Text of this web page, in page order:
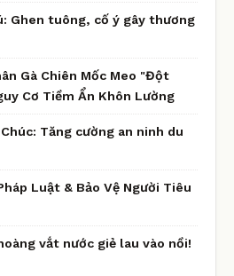
Ghen tuông, cố ý gây thương
Gà Chiên Mốc Meo "Đột
Cơ Tiềm Ẩn Khôn Lường
Tăng cường an ninh du
Luật & Bảo Vệ Người Tiêu
vắt nước giẻ lau vào nồi!